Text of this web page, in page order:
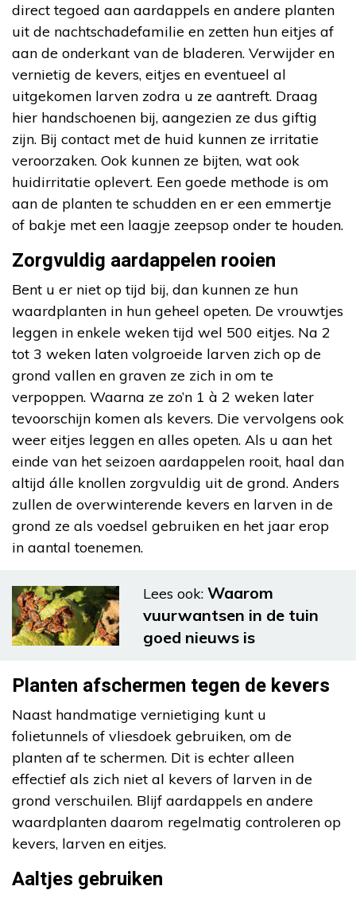
direct tegoed aan aardappels en andere planten
uit de nachtschadefamilie en zetten hun eitjes af
aan de onderkant van de bladeren. Verwijder en
vernietig de kevers, eitjes en eventueel al
uitgekomen larven zodra u ze aantreft. Draag
hier handschoenen bij, aangezien ze dus giftig
zijn. Bij contact met de huid kunnen ze irritatie
veroorzaken. Ook kunnen ze bijten, wat ook
huidirritatie oplevert. Een goede methode is om
aan de planten te schudden en er een emmertje
of bakje met een laagje zeepsop onder te houden.
Zorgvuldig aardappelen rooien
Bent u er niet op tijd bij, dan kunnen ze hun
waardplanten in hun geheel opeten. De vrouwtjes
leggen in enkele weken tijd wel 500 eitjes. Na 2
tot 3 weken laten volgroeide larven zich op de
grond vallen en graven ze zich in om te
verpoppen. Waarna ze zo’n 1 à 2 weken later
tevoorschijn komen als kevers. Die vervolgens ook
weer eitjes leggen en alles opeten. Als u aan het
einde van het seizoen aardappelen rooit, haal dan
altijd álle knollen zorgvuldig uit de grond. Anders
zullen de overwinterende kevers en larven in de
grond ze als voedsel gebruiken en het jaar erop
in aantal toenemen.
Lees ook: Waarom
vuurwantsen in de tuin
goed nieuws is
Planten afschermen tegen de kevers
Naast handmatige vernietiging kunt u
folietunnels of vliesdoek gebruiken, om de
planten af te schermen. Dit is echter alleen
effectief als zich niet al kevers of larven in de
grond verschuilen. Blijf aardappels en andere
waardplanten daarom regelmatig controleren op
kevers, larven en eitjes.
Aaltjes gebruiken